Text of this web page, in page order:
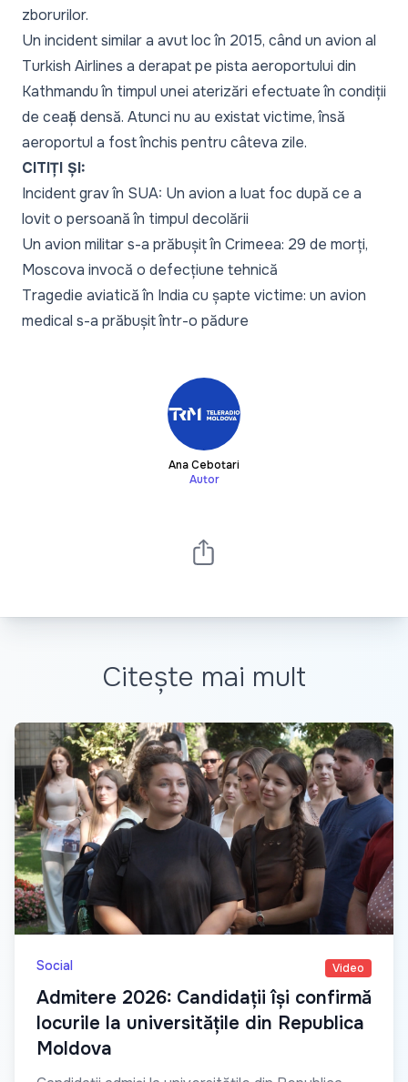
zborurilor.
Un incident similar a avut loc în 2015, când un avion al
Turkish Airlines a derapat pe pista aeroportului din
Kathmandu în timpul unei aterizări efectuate în condiții
de ceață densă. Atunci nu au existat victime, însă
aeroportul a fost închis pentru câteva zile.
CITIȚI ȘI:
Incident grav în SUA: Un avion a luat foc după ce a
lovit o persoană în timpul decolării
Un avion militar s-a prăbușit în Crimeea: 29 de morți,
Moscova invocă o defecțiune tehnică
Tragedie aviatică în India cu șapte victime: un avion
medical s-a prăbușit într-o pădure
Ana Cebotari
Autor
Citește mai mult
Social Video
Admitere 2026: Candidații își confirmă
locurile la universitățile din Republica
Moldova